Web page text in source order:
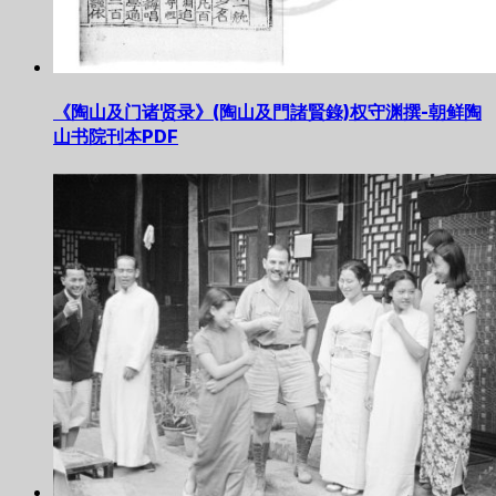
《陶山及门诸贤录》(陶山及門諸賢錄)权守渊撰-朝鲜陶
山书院刊本PDF